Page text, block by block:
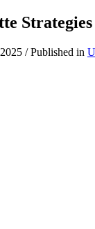
/Published in